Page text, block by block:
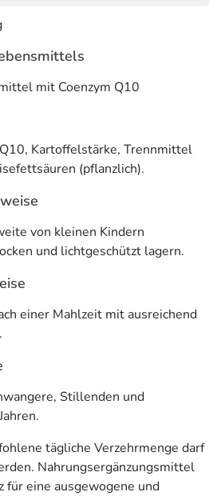
mit Coenzym Q10
Kartoffelstärke, Trennmittel
(pflanzlich).
von kleinen Kindern
und lichtgeschützt lagern.
einer Mahlzeit mit ausreichend
Stillenden und
tägliche Verzehrmenge darf
Nahrungsergänzungsmittel
für eine ausgewogene und